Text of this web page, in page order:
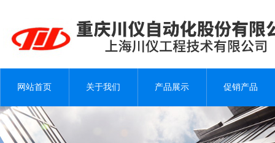
网站首页 关于我们 产品展示 促销产品